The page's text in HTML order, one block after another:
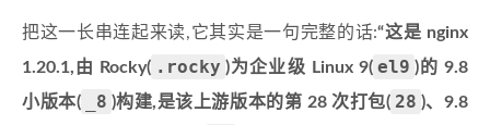
把这一长串连起来读,它其实是一句完整的话:“这是 nginx
1.20.1,由 Rocky( .rocky )为企业级 Linux 9( el9 )的 9.8
小版本(
_8 )构建,是该上游版本的第 28 次打包( 28 )、9.8